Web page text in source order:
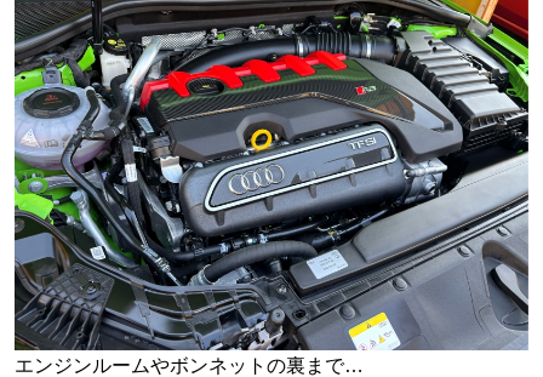
エンジンルームやボンネットの裏まで…